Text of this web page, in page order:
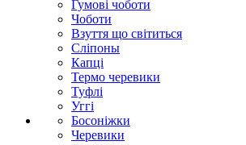
Гумові чоботи
Чоботи
Взуття що світиться
Сліпоны
Капці
Термо черевики
Туфлі
Уггі
Босоніжки
Черевики